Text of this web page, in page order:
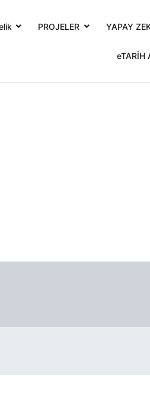
PROJELER YAPAY
eTARİH